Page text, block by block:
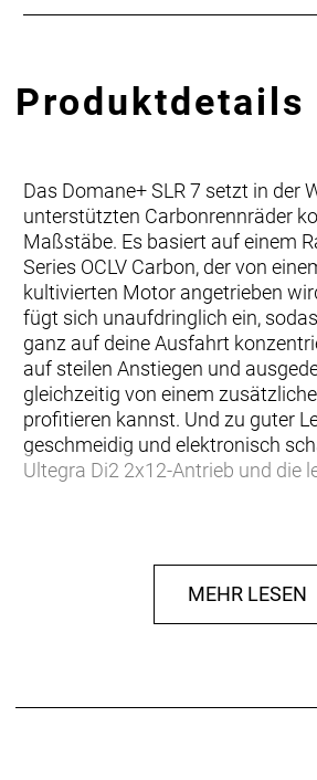
Produktdetails
Das Domane+ SLR 7 setzt in der
unterstützten Carbonrennräder
Maßstäbe. Es basiert auf einem
Series OCLV Carbon, der von
kultivierten Motor angetrieben
fügt sich unaufdringlich ein,
ganz auf deine Ausfahrt
auf steilen Anstiegen und
gleichzeitig von einem
profitieren kannst. Und zu guter
geschmeidig und elektronisch
Ultegra Di2 2x12-Antrieb und die
ist. Vielseitigkeit ist dir wichtig,
Asphalt bis Schotter alle
unter die Räder nehmen.
MEHR LESEN